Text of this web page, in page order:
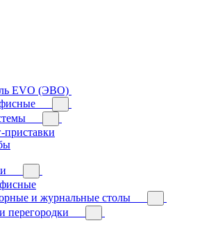
EVO (ЭВО)
и журнальные столы
перегородки